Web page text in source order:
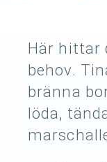
Här hittar
behov.
bränna
löda,